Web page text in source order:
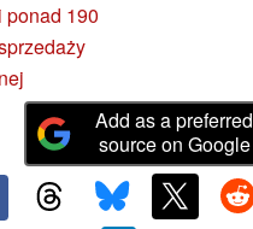
ponad 190
Add as a preferred
source on Google